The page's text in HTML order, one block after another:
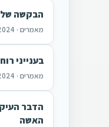
הבקשה של
מאמרים · 06/02/2024
בענייני
מאמרים · 06/02/2024
הדבר
האשה